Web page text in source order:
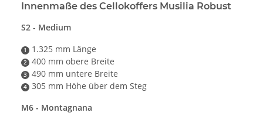
Innenmaße des Cellokoffers Musilia Robust
S2 - Medium
1 1.325 mm Länge
2 400 mm obere Breite
3 490 mm untere Breite
4 305 mm Höhe über dem Steg
M6 - Montagnana